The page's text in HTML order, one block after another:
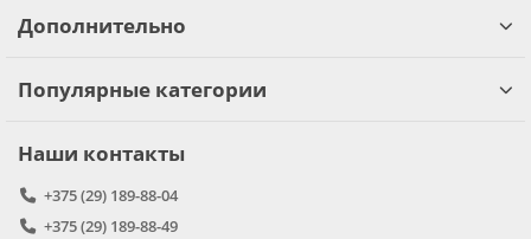
Дополнительно
Популярные категории
Наши контакты
+375 (29) 189-88-04
+375 (29) 189-88-49